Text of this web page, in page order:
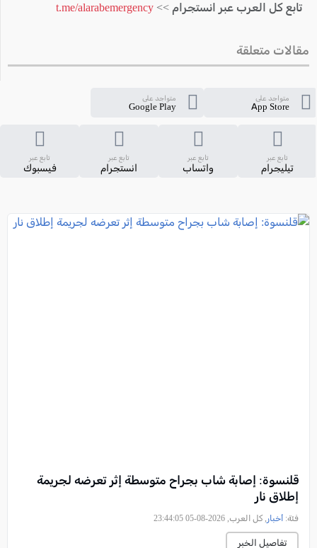
تابع كل العرب عبر انستجرام >> t.me/alarabemergency
مقالات متعلقة
متواجد على
App Store
متواجد على
Google Play
تابع عبر
تيليجرام
تابع عبر
واتساب
تابع عبر
انستجرام
تابع عبر
فيسبوك
قلنسوة: إصابة شاب بجراح متوسطة إثر تعرضه لجريمة
إطلاق نار
فئة: أخبار , كل العرب, 2026-08-05 23:44:05
تفاصيل الخبر